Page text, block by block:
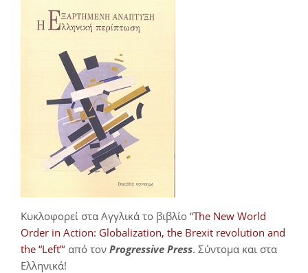
Κυκλοφορεί στα Αγγλικά το βιβλίο “The New World
Order in Action: Globalization, the Brexit revolution and
the “Left”‘ από τον Progressive Press. Σύντομα και στα
Ελληνικά!